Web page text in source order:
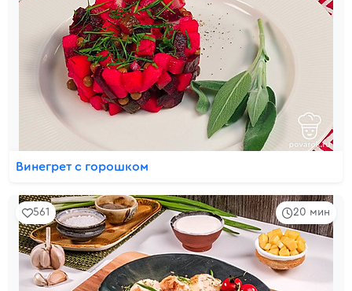
Винегрет с горошком
20 мин
561